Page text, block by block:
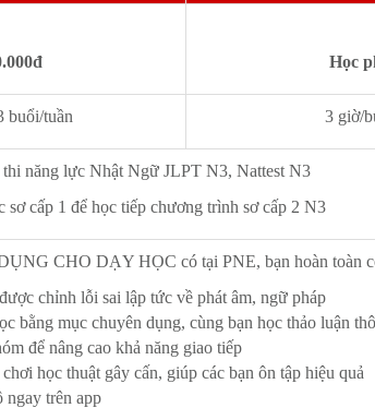
Học
buổi/tuần 3 giờ/
năng lực Nhật Ngữ JLPT N3, Nattest N3
cấp 1 để học tiếp chương trình sơ cấp 2 N3
CHO DẠY HỌC có tại PNE, bạn hoàn toàn
chỉnh lỗi sai lập tức về phát âm, ngữ pháp
bằng mục chuyên dụng, cùng bạn học thảo luận
để nâng cao khả năng giao tiếp
học thuật gây cấn, giúp các bạn ôn tập hiệu quả
ngay trên app